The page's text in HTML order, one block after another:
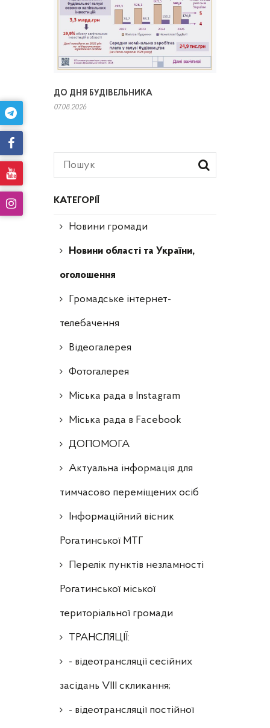
КАТЕГОРІЇ
Новини громади
Новини області та України,
оголошення
Громадське інтернет-
телебачення
Відеогалерея
Фотогалерея
Міська рада в Instagram
Міська рада в Facebook
ДОПОМОГА
Актуальна інформація для
тимчасово переміщених осіб
Інформаційний вісник
Рогатинської МТГ
Перелік пунктів незламності
Рогатинської міської
територіальної громади
ТРАНСЛЯЦІЇ:
- відеотрансляції сесійних
засідань VIII скликання;
- відеотрансляції постійної
ДО ДНЯ БУДІВЕЛЬНИКА
07.08.2026